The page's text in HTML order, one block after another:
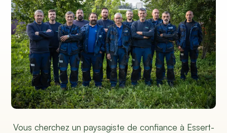
Vous cherchez un paysagiste de confiance à Essert-